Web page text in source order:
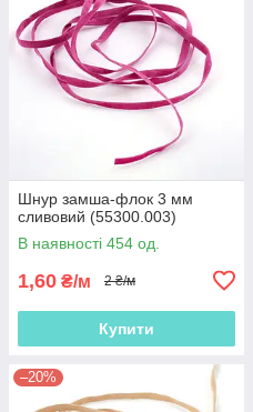
Шнур замша-флок 3 мм
сливовий (55300.003)
В наявності 454 од.
1,60 ₴/м 2 ₴/м
Купити
–20%